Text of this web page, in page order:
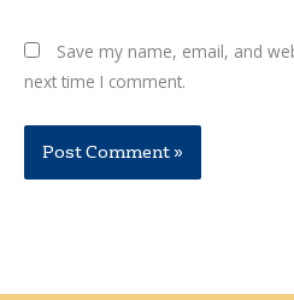
Save my name, email, and
next time I comment.